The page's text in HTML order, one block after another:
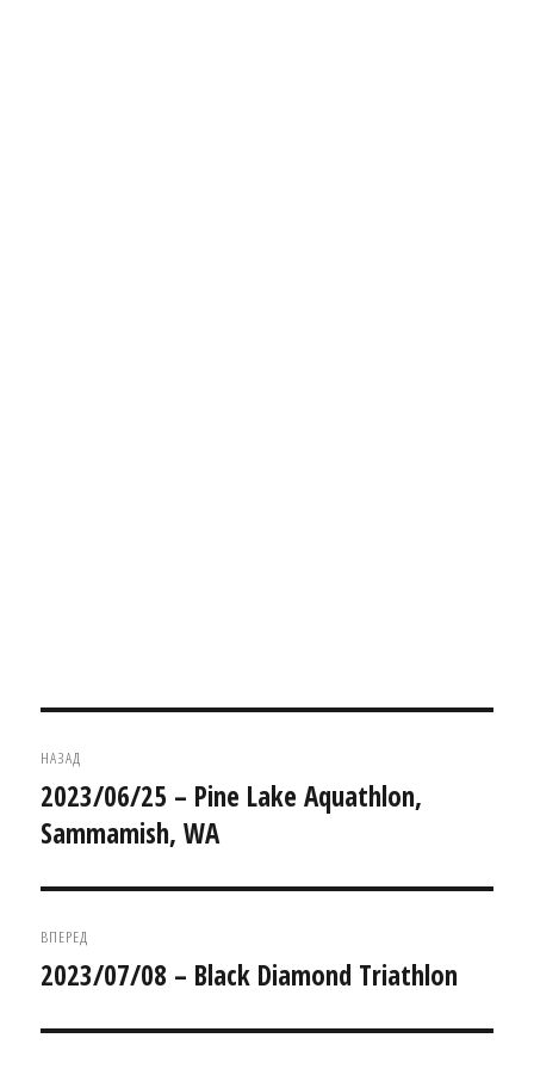
записів
НАЗАД
Попередній
запис:
2023/06/25 – Pine Lake Aquathlon,
Sammamish, WA
ВПЕРЕД
Наступний
2023/07/08 – Black Diamond Triathlon